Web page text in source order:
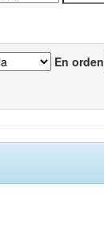
En orden